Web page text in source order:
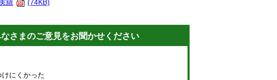
績 (74KB)
さまのご意見をお聞かせください
けにくかった